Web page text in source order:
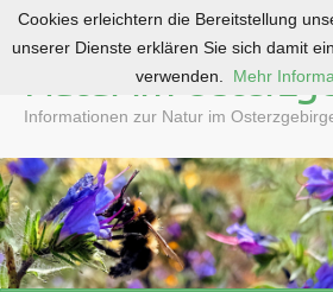
o
c
o
n
t
Natur im
Informationen zur Natur im
Cookies erleichtern die Bereitstellung
unserer Dienste erklären Sie sich damit
verwenden.
Mehr